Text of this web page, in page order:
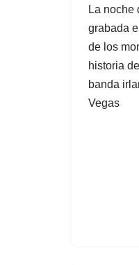
La noche
grabada
de los
historia
banda
Vegas